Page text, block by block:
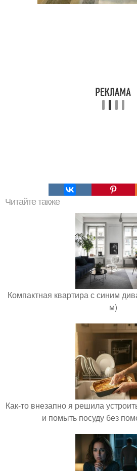
Читайте также
Компактная квартира с синим
м)
Как-то внезапно я решила
и помыть посуду без